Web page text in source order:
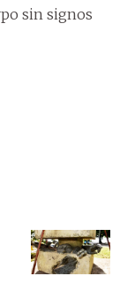
sin signos